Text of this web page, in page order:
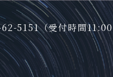
5151（受付時間